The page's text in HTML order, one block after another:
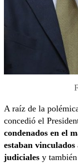
A raíz de la
concedió el
condenados en el
estaban vinculados
judiciales y